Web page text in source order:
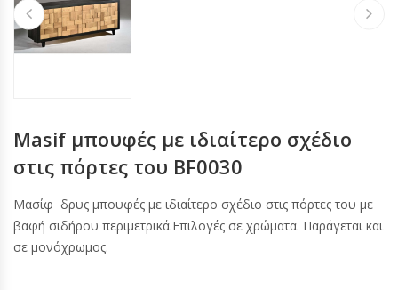
Masif μπουφές με ιδιαίτερο σχέδιο
στις πόρτες του BF0030
Μασίφ δρυς μπουφές με ιδιαίτερο σχέδιο στις πόρτες του με
βαφή σιδήρου περιμετρικά.Επιλογές σε χρώματα. Παράγεται και
σε μονόχρωμος.